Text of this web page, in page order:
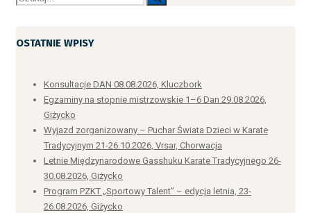
OSTATNIE WPISY
Konsultacje DAN 08.08.2026, Kluczbork
Egzaminy na stopnie mistrzowskie 1–6 Dan 29.08.2026,
Giżycko
Wyjazd zorganizowany – Puchar Świata Dzieci w Karate
Tradycyjnym 21-26.10.2026, Vrsar, Chorwacja
Letnie Międzynarodowe Gasshuku Karate Tradycyjnego 26-
30.08.2026, Giżycko
Program PZKT „Sportowy Talent” – edycja letnia, 23-
26.08.2026, Giżycko